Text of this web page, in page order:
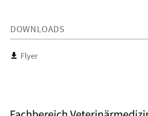
DOWNLOADS
Flyer